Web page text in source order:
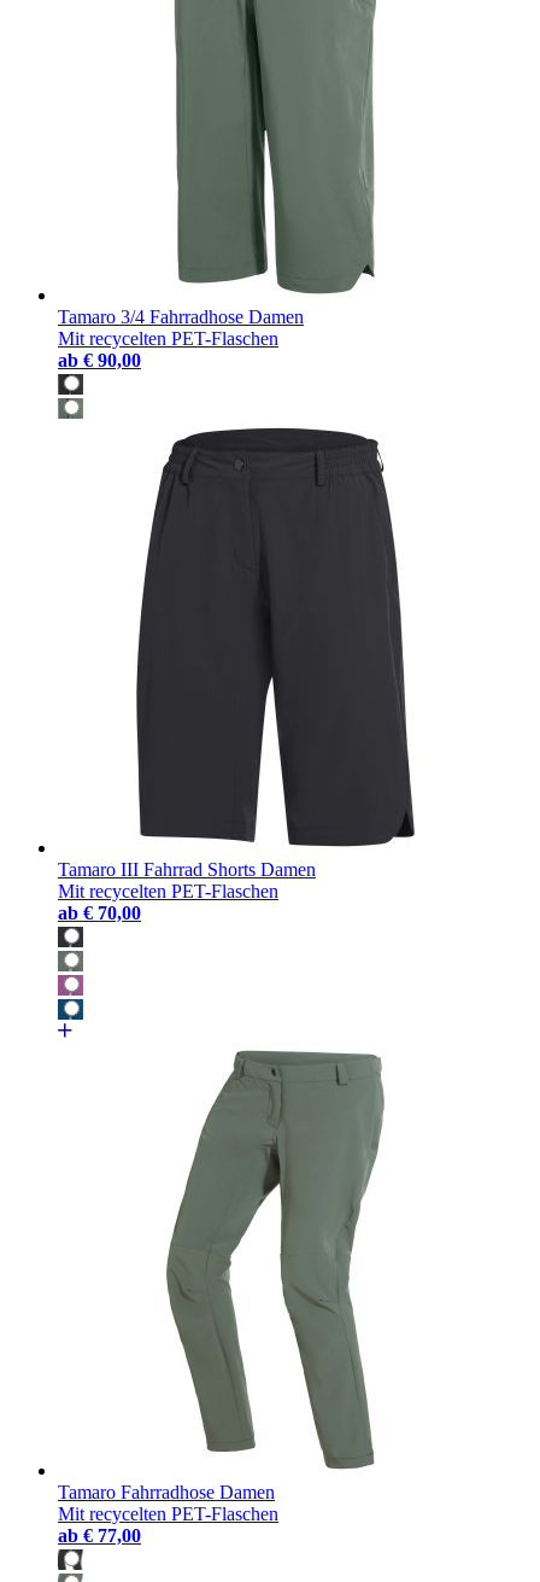
Tamaro 3/4 Fahrradhose Damen
Mit recycelten PET-Flaschen
ab € 90,00
Tamaro III Fahrrad Shorts Damen
Mit recycelten PET-Flaschen
ab € 70,00
Tamaro Fahrradhose Damen
Mit recycelten PET-Flaschen
ab € 77,00